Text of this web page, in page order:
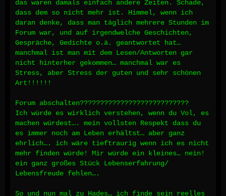
das waren damals einfach andere Zeiten. Schade,
dass dem so nicht mehr ist. Himmel, wenn ich
daran denke, dass man täglich mehrere Stunden im
Forum war, und auf irgendwelche Geschichten,
Gespräche, Gedichte o.ä. geantwortet hat…
manchmal ist man mit dem Lesen/Antworten gar
nicht hinterher gekommen… manchmal war es
Stress, aber Stress der guten und sehr schönen
Art!!!!!!
Forum abschalten???????????????????????????
Ich würde es wirklich verstehen, wenn du Vol, es
machen würdest…. mein vollsten Respekt dass du
es immer noch am Leben erhältst… aber ganz
ehrlich…. ich wäre tieftraurig wenn ich es nicht
mehr finden würde! Mir würde ein kleines… nein!
ein ganz großes Stück Lebenserfahrung/
Lebensfreude fehlen….
So und nun mal zu Hades… ich finde sein reelles